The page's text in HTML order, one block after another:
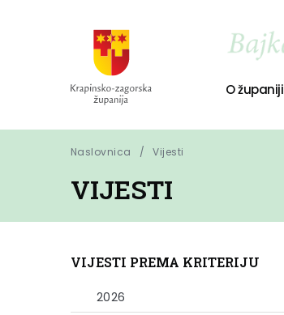
O županiji
Naslovnica Vijesti
VIJESTI
VIJESTI PREMA KRITERIJU
2026